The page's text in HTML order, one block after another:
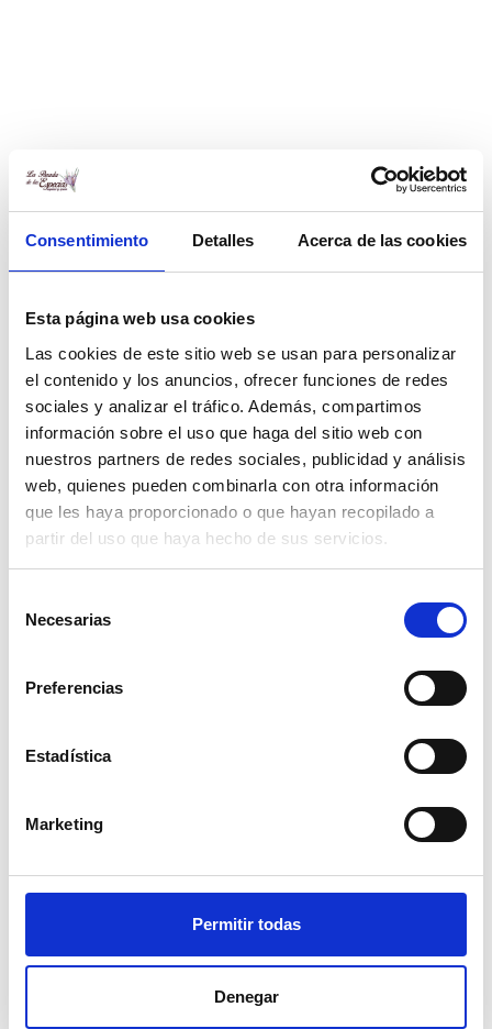
Consentimiento Detalles Acerca de las cookies
Esta página web usa cookies
Las cookies de este sitio web se usan para personalizar
el contenido y los anuncios, ofrecer funciones de redes
sociales y analizar el tráfico. Además, compartimos
información sobre el uso que haga del sitio web con
nuestros partners de redes sociales, publicidad y análisis
web, quienes pueden combinarla con otra información
que les haya proporcionado o que hayan recopilado a
partir del uso que haya hecho de sus servicios.
Necesarias
Preferencias
Estadística
Marketing
Permitir todas
Denegar
El secreto del azafrán para exprimir su potencial en este
Publicado en: Especias,Mitos especias
Damián Rodríguez
Periodista. Graduado por la Universitat de València (2010-
2014). Provengo de cinco generaciones de comerciantes de
especias, lo que me crió entre aromas. Esa fascinación me
Provincias. En este blog, comparto mi conocimiento y
¿Cómo sazonar fajitas con
especias?